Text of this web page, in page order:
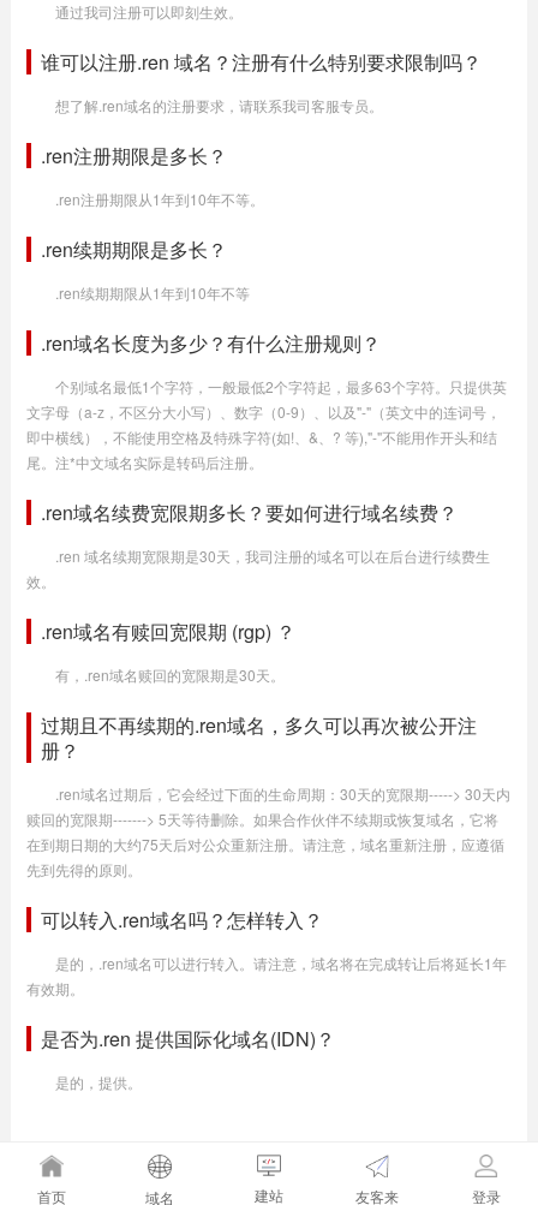
通过我司注册可以即刻生效。
谁可以注册.ren 域名？注册有什么特别要求限制吗？
想了解.ren域名的注册要求，请联系我司客服专员。
.ren注册期限是多长？
.ren注册期限从1年到10年不等。
.ren续期期限是多长？
.ren续期期限从1年到10年不等
.ren域名长度为多少？有什么注册规则？
个别域名最低1个字符，一般最低2个字符起，最多63个字符。只提供英
文字母（a-z，不区分大小写）、数字（0-9）、以及"-"（英文中的连词号，
即中横线），不能使用空格及特殊字符(如!、&、? 等),"-"不能用作开头和结
尾。注*中文域名实际是转码后注册。
.ren域名续费宽限期多长？要如何进行域名续费？
.ren 域名续期宽限期是30天，我司注册的域名可以在后台进行续费生
效。
.ren域名有赎回宽限期 (rgp) ？
有，.ren域名赎回的宽限期是30天。
过期且不再续期的.ren域名，多久可以再次被公开注
册？
.ren域名过期后，它会经过下面的生命周期：30天的宽限期-----> 30天内
赎回的宽限期-------> 5天等待删除。如果合作伙伴不续期或恢复域名，它将
在到期日期的大约75天后对公众重新注册。请注意，域名重新注册，应遵循
先到先得的原则。
可以转入.ren域名吗？怎样转入？
是的，.ren域名可以进行转入。请注意，域名将在完成转让后将延长1年
有效期。
是否为.ren 提供国际化域名(IDN)？
是的，提供。
首页 域名 建站 友客来 登录